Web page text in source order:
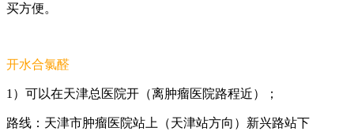
买方便。
开水合氯醛
1 ）可以在天津总医院开（离肿瘤医院路程近）；
路线：天津市肿瘤医院站上（天津站方向）新兴路站下